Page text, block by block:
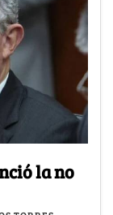
la no